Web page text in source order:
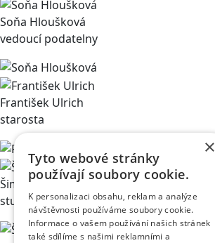
Soňa Hloušková
vedoucí podatelny
František Ulrich
starosta
Šimon Chvátil
student medicíny
×
Tyto webové stránky
používají soubory cookie.
K personalizaci obsahu, reklam a analýze
návštěvnosti používáme soubory cookie.
Informace o vašem používání našich stránek
také sdílíme s našimi reklamními a